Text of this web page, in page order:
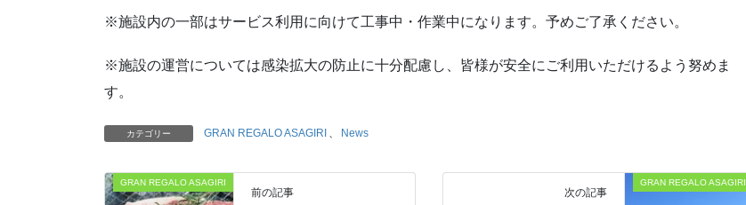
※施設内の一部はサービス利用に向けて工事中・作業中になります。予めご了承ください。
※施設の運営については感染拡大の防止に十分配慮し、皆様が安全にご利用いただけるよう努めま
す。
カテゴリー GRAN REGALO ASAGIRI 、 News
GRAN REGALO ASAGIRI
前の記事
GRAN REGALO ASAGIRI
次の記事